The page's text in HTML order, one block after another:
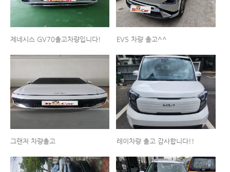
제네시스 GV70출고차량입니다! EV5 차량 출고^^
그랜저 차량출고 레이차량 출고 감사합니다!!